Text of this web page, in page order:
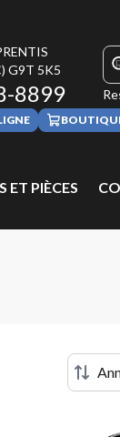
G9T 5K5
8899
ET PIÈCES